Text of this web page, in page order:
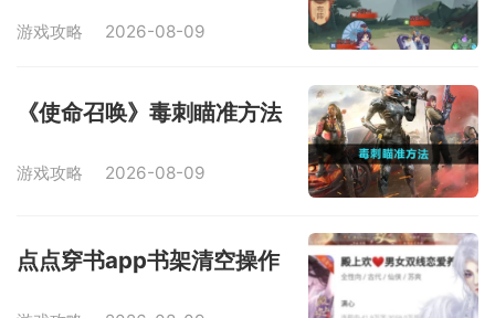
游戏攻略 2026-08-09
《使命召唤》毒刺瞄准方法
游戏攻略 2026-08-09
点点穿书app书架清空操作